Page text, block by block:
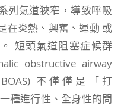
列氣道狹窄，導致呼吸
在炎熱、興奮、運動 或
短頭氣道阻塞症候群
obstructive airway
BOAS) 不僅僅是「打
種進行性、全身性的問